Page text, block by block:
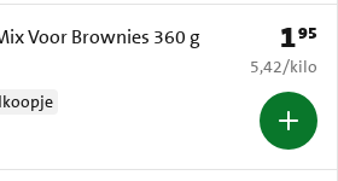
Voor Brownies 360 g Prijs:
195
€ 5,42 per
5,42/kilo